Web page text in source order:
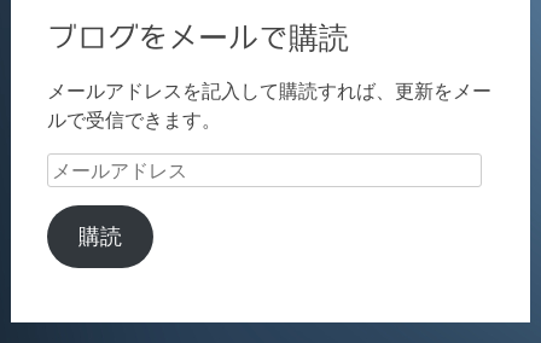
ブログをメールで購読
メールアドレスを記入して購読すれば、更新をメー
ルで受信できます。
メ
ル
ア
購読